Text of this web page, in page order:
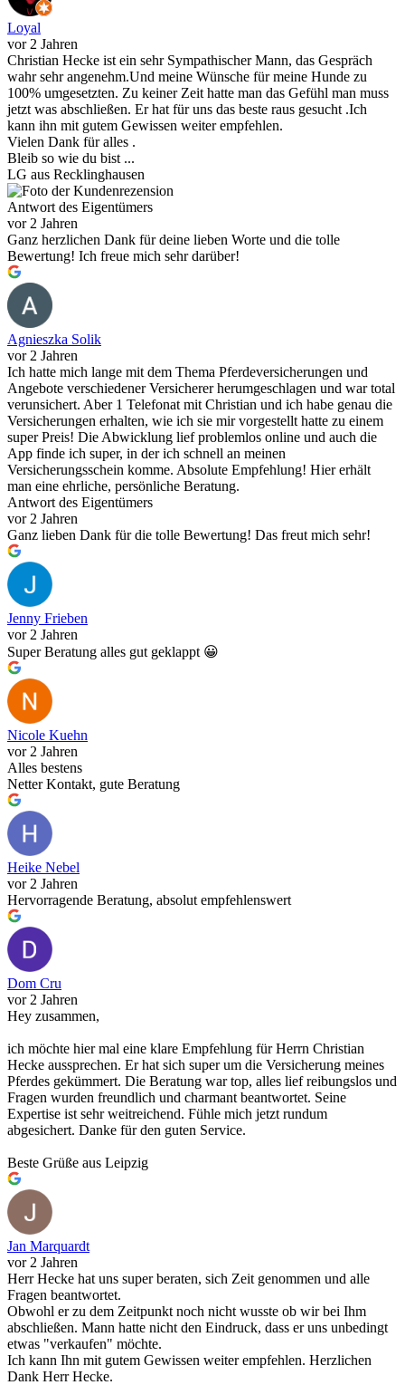
Loyal
vor 2 Jahren
Christian Hecke ist ein sehr Sympathischer Mann, das Gespräch
wahr sehr angenehm.Und meine Wünsche für meine Hunde zu
100% umgesetzten. Zu keiner Zeit hatte man das Gefühl man muss
jetzt was abschließen. Er hat für uns das beste raus gesucht .Ich
kann ihn mit gutem Gewissen weiter empfehlen.
Vielen Dank für alles .
Bleib so wie du bist ...
LG aus Recklinghausen
Antwort des Eigentümers
vor 2 Jahren
Ganz herzlichen Dank für deine lieben Worte und die tolle
Bewertung! Ich freue mich sehr darüber!
Agnieszka Solik
vor 2 Jahren
Ich hatte mich lange mit dem Thema Pferdeversicherungen und
Angebote verschiedener Versicherer herumgeschlagen und war total
verunsichert. Aber 1 Telefonat mit Christian und ich habe genau die
Versicherungen erhalten, wie ich sie mir vorgestellt hatte zu einem
super Preis! Die Abwicklung lief problemlos online und auch die
App finde ich super, in der ich schnell an meinen
Versicherungsschein komme. Absolute Empfehlung! Hier erhält
man eine ehrliche, persönliche Beratung.
Antwort des Eigentümers
vor 2 Jahren
Ganz lieben Dank für die tolle Bewertung! Das freut mich sehr!
Jenny Frieben
vor 2 Jahren
Super Beratung alles gut geklappt 😀
Nicole Kuehn
vor 2 Jahren
Alles bestens
Netter Kontakt, gute Beratung
Heike Nebel
vor 2 Jahren
Hervorragende Beratung, absolut empfehlenswert
Dom Cru
vor 2 Jahren
Hey zusammen,
ich möchte hier mal eine klare Empfehlung für Herrn Christian
Hecke aussprechen. Er hat sich super um die Versicherung meines
Pferdes gekümmert. Die Beratung war top, alles lief reibungslos und
Fragen wurden freundlich und charmant beantwortet. Seine
Expertise ist sehr weitreichend. Fühle mich jetzt rundum
abgesichert. Danke für den guten Service.
Beste Grüße aus Leipzig
Jan Marquardt
vor 2 Jahren
Herr Hecke hat uns super beraten, sich Zeit genommen und alle
Fragen beantwortet.
Obwohl er zu dem Zeitpunkt noch nicht wusste ob wir bei Ihm
abschließen. Mann hatte nicht den Eindruck, dass er uns unbedingt
etwas "verkaufen" möchte.
Ich kann Ihn mit gutem Gewissen weiter empfehlen. Herzlichen
Dank Herr Hecke.